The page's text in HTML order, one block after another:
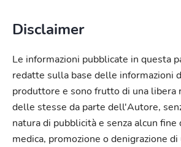
Disclaimer
Le informazioni pubblicate in questa
redatte sulla base delle informazioni
produttore e sono frutto di una libera
delle stesse da parte dell'Autore,
natura di pubblicità e senza alcun fine
medica, promozione o denigrazione